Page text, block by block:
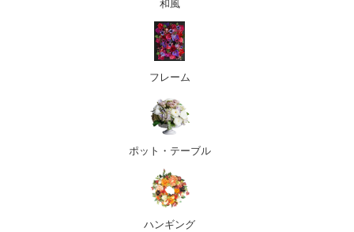
和風
フレーム
ポット・テーブル
ハンギング